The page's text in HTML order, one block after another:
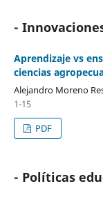
-
Aprendizaje vs
ciencias
Alejandro Moreno
1-15
PDF
- Políticas